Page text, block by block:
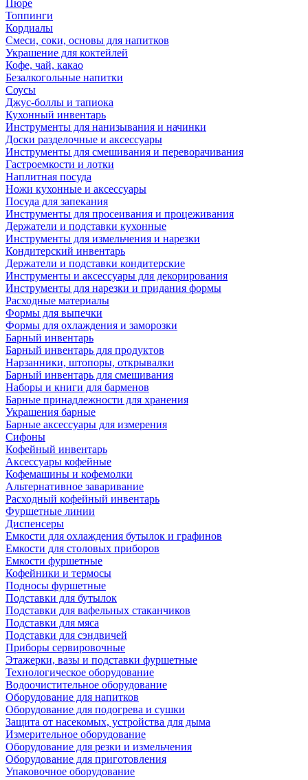
Пюре
Топпинги
Кордиалы
Смеси, соки, основы для напитков
Украшение для коктейлей
Кофе, чай, какао
Безалкогольные напитки
Соусы
Джус-боллы и тапиока
Кухонный инвентарь
Инструменты для нанизывания и начинки
Доски разделочные и аксессуары
Инструменты для смешивания и переворачивания
Гастроемкости и лотки
Наплитная посуда
Ножи кухонные и аксессуары
Посуда для запекания
Инструменты для просеивания и процеживания
Держатели и подставки кухонные
Инструменты для измельчения и нарезки
Кондитерский инвентарь
Держатели и подставки кондитерские
Инструменты и аксессуары для декорирования
Инструменты для нарезки и придания формы
Расходные материалы
Формы для выпечки
Формы для охлаждения и заморозки
Барный инвентарь
Барный инвентарь для продуктов
Нарзанники, штопоры, открывалки
Барный инвентарь для смешивания
Наборы и книги для барменов
Барные принадлежности для хранения
Украшения барные
Барные аксессуары для измерения
Сифоны
Кофейный инвентарь
Аксессуары кофейные
Кофемашины и кофемолки
Альтернативное заваривание
Расходный кофейный инвентарь
Фуршетные линии
Диспенсеры
Емкости для охлаждения бутылок и графинов
Емкости для столовых приборов
Емкости фуршетные
Кофейники и термосы
Подносы фуршетные
Подставки для бутылок
Подставки для вафельных стаканчиков
Подставки для мяса
Подставки для сэндвичей
Приборы сервировочные
Этажерки, вазы и подставки фуршетные
Технологическое оборудование
Водоочистительное оборудование
Оборудование для напитков
Оборудование для подогрева и сушки
Защита от насекомых, устройства для дыма
Измерительное оборудование
Оборудование для резки и измельчения
Оборудование для приготовления
Упаковочное оборудование